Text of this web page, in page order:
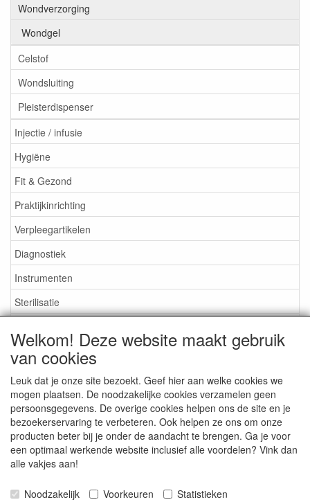
Wondverzorging
Wondgel
Celstof
Wondsluiting
Pleisterdispenser
Injectie / infusie
Hygiëne
Fit & Gezond
Praktijkinrichting
Verpleegartikelen
Diagnostiek
Instrumenten
Sterilisatie
Aktieartikelen
Medisan Trading te Alblasserdam. Alle genoemde prijzen zijn
inclusief BTW enexclusief verzendkostentenzij anders
aangegeven.
Welkom! Deze website maakt gebruik
van cookies
Leuk dat je onze site bezoekt. Geef hier aan welke cookies we
mogen plaatsen. De noodzakelijke cookies verzamelen geen
persoonsgegevens. De overige cookies helpen ons de site en je
bezoekerservaring te verbeteren. Ook helpen ze ons om onze
producten beter bij je onder de aandacht te brengen. Ga je voor
een optimaal werkende website inclusief alle voordelen? Vink dan
alle vakjes aan!
Noodzakelijk Voorkeuren Statistieken